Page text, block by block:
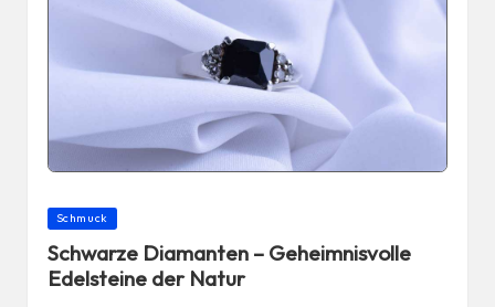
Posted
Schmuck
Schwarze Diamanten – Geheimnisvolle
Edelsteine der Natur